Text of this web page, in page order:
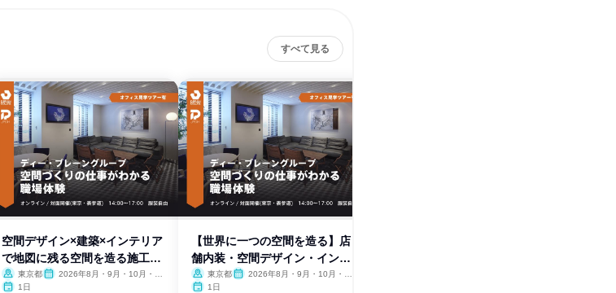
すべて見る
空間デザイン×建築×インテリア
で地図に残る空間を造る施工管
理 東京都
2026年8月・9月・10月・11
1日
【世界に一つの空間を造る】店
舗内装・空間デザイン・インテ
リア東京都
2026年8月・9月・10月・11
1日